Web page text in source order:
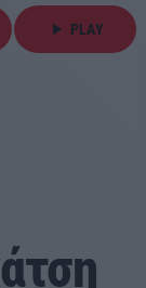
play_arrow PLAY
close